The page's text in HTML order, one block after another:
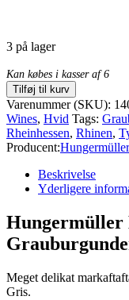
3 på lager
Kan købes i kasser af 6
Tilføj til kurv
Varenummer (SKU):
Wines, Hvid Tags:
Rheinhessen, Rhinen,
Producent:Hungermüller
Beskrivelse
Yderligere
Hungermüller
Meget delikat
Gris.